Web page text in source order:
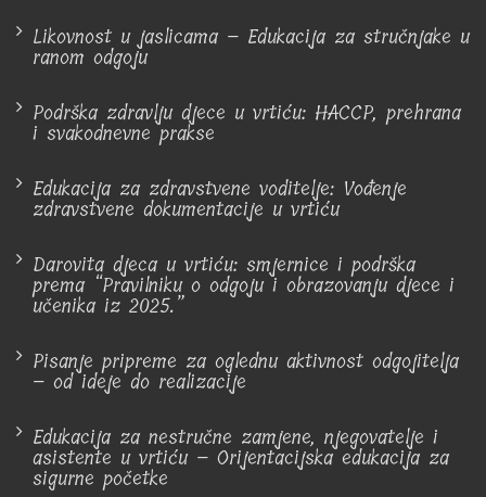
Likovnost u jaslicama – Edukacija za stručnjake u
ranom odgoju
Podrška zdravlju djece u vrtiću: HACCP, prehrana
i svakodnevne prakse
Edukacija za zdravstvene voditelje: Vođenje
zdravstvene dokumentacije u vrtiću
Darovita djeca u vrtiću: smjernice i podrška
prema “Pravilniku o odgoju i obrazovanju djece i
učenika iz 2025.”
Pisanje pripreme za oglednu aktivnost odgojitelja
– od ideje do realizacije
Edukacija za nestručne zamjene, njegovatelje i
asistente u vrtiću – Orijentacijska edukacija za
sigurne početke